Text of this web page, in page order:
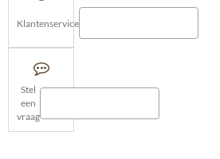
Klantenservice
Stel
een
vraag